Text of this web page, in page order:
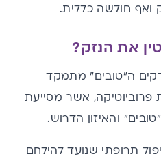
ואף חולשה כללית.
את הנזק?
ה"טובים" מתמקד
אשר מסייעת
והאיזון הדרוש.
תרופתי שנועד להילחם